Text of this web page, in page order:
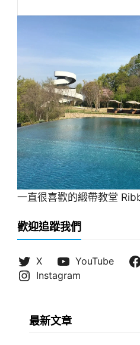
一直很喜歡的緞帶教堂
歡迎追蹤我們
X YouTube
Instagram
最新文章